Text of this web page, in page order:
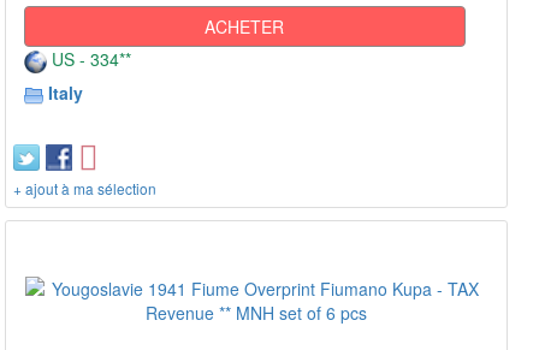
ACHETER
US - 334**
Italy
+ ajout à ma sélection